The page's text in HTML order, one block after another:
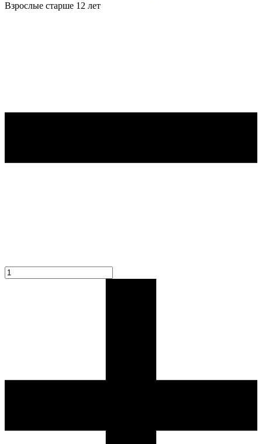
Взрослые старше 12 лет